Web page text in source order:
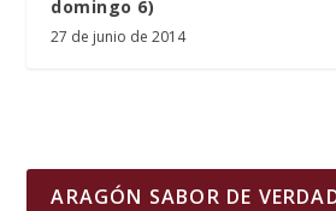
domingo 6)
27 de junio de 2014
ARAGÓN SABOR DE